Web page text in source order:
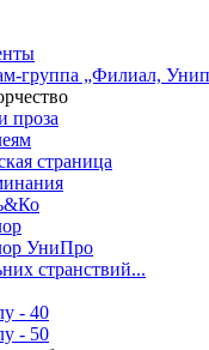
группа „Филиал,
проза
страница
УниПро
странствий...
- 40
- 50